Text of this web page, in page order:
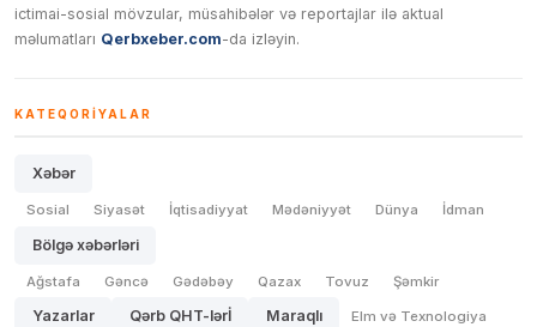
ictimai-sosial mövzular, müsahibələr və reportajlar ilə aktual
məlumatları Qerbxeber.com-da izləyin.
KATEQORIYALAR
Xəbər
Sosial Siyasət İqtisadiyyat Mədəniyyət Dünya İdman
Bölgə xəbərləri
Ağstafa Gəncə Gədəbəy Qazax Tovuz Şəmkir
Yazarlar Qərb QHT-lərİ Maraqlı Elm və Texnologiya